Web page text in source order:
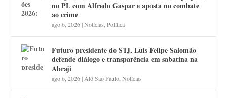
no PL com Alfredo Gaspar e aposta no combate
ao crime
ago 6, 2026|Notícias,Política
Futuro presidente do STJ, Luis Felipe Salomão
defende diálogo e transparência em sabatina na
Abraji
ago 6, 2026|Alô São Paulo,Notícias